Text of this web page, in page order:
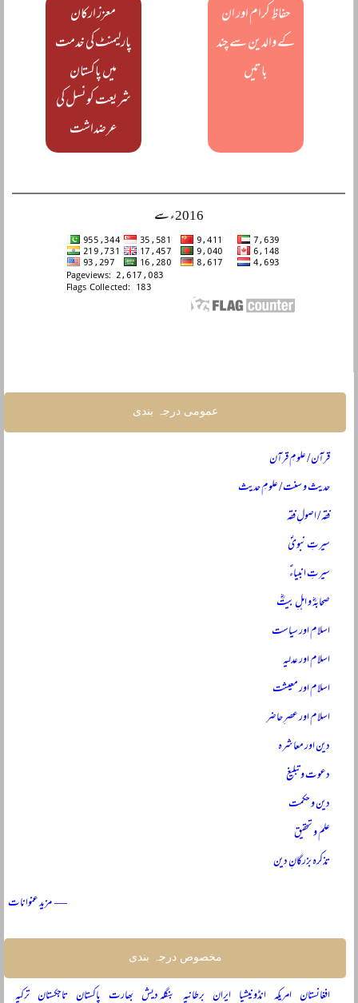
حفاظِ کرام اور ان
کے والدین سے چند
باتیں
معزز ارکان
پارلیمنٹ کی خدمت
میں پاکستان
شریعت کونسل کی
عرضداشت
2016ء سے
عمومی درجہ بندی
قرآن / علومِ قرآن
حدیث و سنت / علومِ حدیث
فقہ / اصولِ فقہ
سیرتِ نبویؐ
سیرتِ انبیاءؑ
صحابہؓ و اہلِ بیتؓ
اسلام اور سیاست
اسلام اور عدلیہ
اسلام اور معیشت
اسلام اور عصرِ حاضر
دین اور معاشرہ
دعوت و تبلیغ
دین و حکمت
علم و تحقیق
تذکرہ بزرگانِ دین
— مزید عنوانات
مخصوص درجہ بندی
افغانستان امریکہ انڈونیشیا ایران برطانیہ بنگلہ دیش بھارت پاکستان تاجکستان ترکیہ